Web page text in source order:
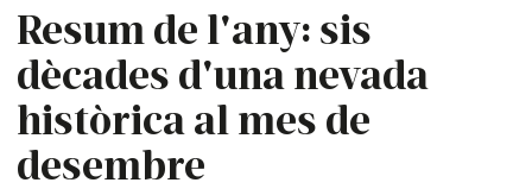
Resum de l'any: sis
dècades d'una nevada
històrica al mes de
desembre